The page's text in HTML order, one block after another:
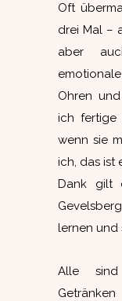
Oft
drei Mal –
aber
Ohren
ich fertige
wenn sie
ich, das ist
Dank gilt
lernen und
Alle